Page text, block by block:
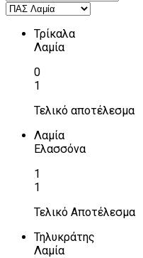
Τρίκαλα
Λαμία
0
1
Τελικό αποτέλεσμα
Λαμία
Ελασσόνα
1
1
Τελικό Αποτέλεσμα
Τηλυκράτης
Λαμία